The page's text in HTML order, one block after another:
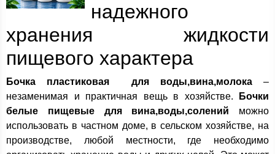
надежного
хранения жидкости
пищевого характера
Бочка пластиковая для воды,вина,молока –
незаменимая и практичная вещь в хозяйстве.
Бочки
белые пищевые для
вина,воды,солений можно
использовать в частном доме, в сельском хозяйстве, на
производстве, любой местности, где необходимо